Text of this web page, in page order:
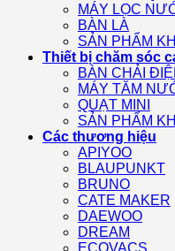
MÁY LỌC
BÀN LÀ
SẢN PHẨM
Thiết bị chăm sóc
BÀN CHẢI
MÁY TĂM
QUẠT MINI
SẢN PHẨM
Các thương hiệu
APIYOO
BLAUPUNKT
BRUNO
CATE MAKER
DAEWOO
DREAM
ECOVACS